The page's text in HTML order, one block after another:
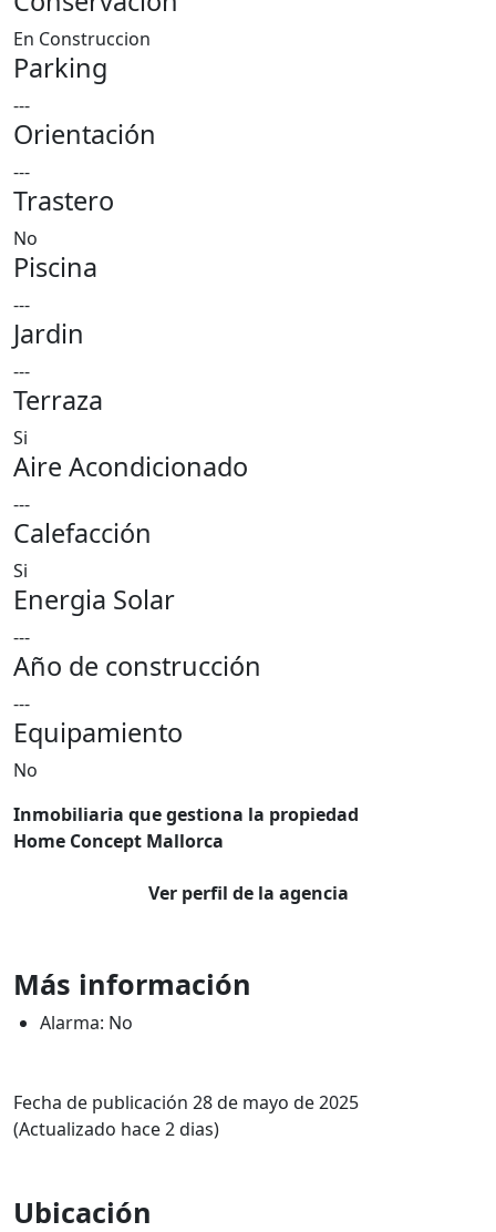
En Construccion
Parking
---
Orientación
---
Trastero
No
Piscina
---
Jardin
---
Terraza
Si
Aire Acondicionado
---
Calefacción
Si
Energia Solar
---
Año de construcción
---
Equipamiento
No
Inmobiliaria que gestiona la propiedad
Home Concept Mallorca
Ver perfil de la agencia
Más información
Alarma: No
Fecha de publicación 28 de mayo de 2025
(Actualizado hace 2 dias)
Ubicación